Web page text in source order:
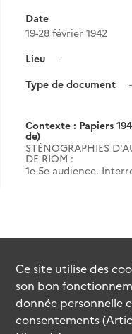
Date
19-28 février 1942
Lieu
-
Type de document
-
Contexte : Papiers
de)
STÉNOGRAPHIES
DE RIOM :
1e-5e audience.
Ce site utilise des
son bon
donnée personnelle
consentements